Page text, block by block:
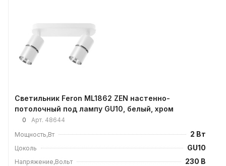
Светильник Feron ML1862 ZEN настенно-
потолочный под лампу GU10, белый, хром
0 Арт. 48644
Мощность,Вт
2 Вт
Цоколь GU10
Напряжение,Вольт 230 В